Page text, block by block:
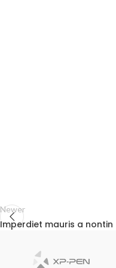
Newer
Imperdiet mauris a nontin